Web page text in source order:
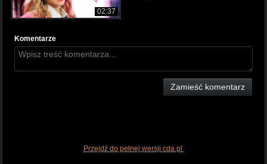
02:37
Komentarze
Zamieść komentarz
Przejdź do pełnej wersji cda.pl